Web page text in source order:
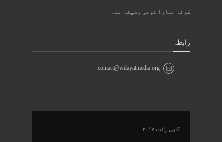
کرنا ہمارا شرعی وظیفہ ہے۔
رابطہ
contact@wilayatmedia.org
کاپی رائٹ ۲۰۱۷